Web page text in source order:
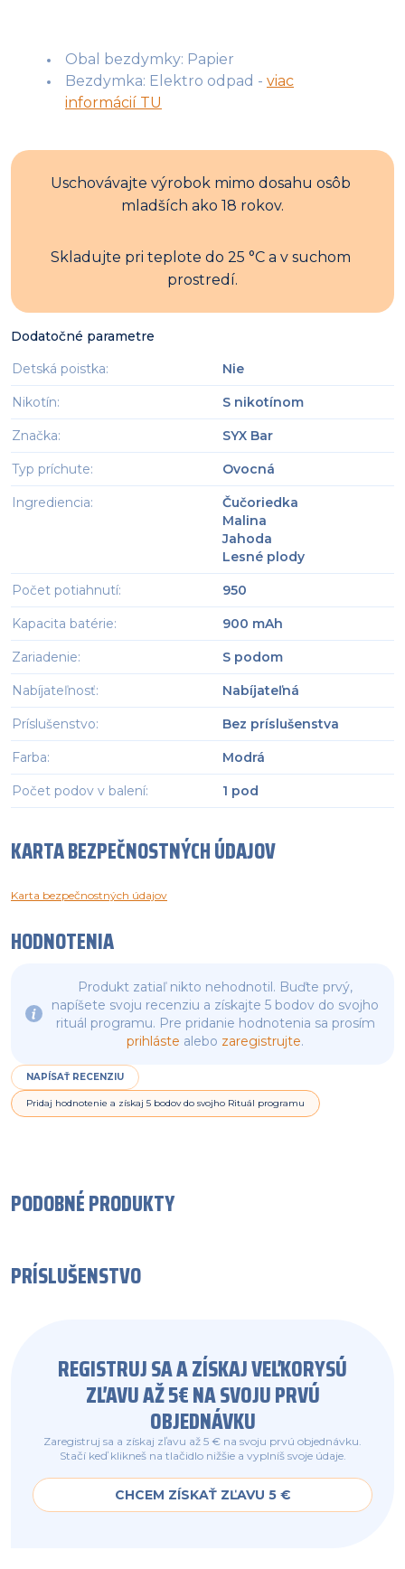
Obal bezdymky: Papier
Bezdymka: Elektro odpad - viac
informácií TU
Uschovávajte výrobok mimo dosahu osôb
mladších ako 18 rokov.
Skladujte pri teplote do 25 °C a v suchom
prostredí.
Dodatočné parametre
Detská poistka: Nie
Nikotín: S nikotínom
Značka: SYX Bar
Typ príchute: Ovocná
Ingrediencia:
Čučoriedka
Malina
Jahoda
Lesné plody
Počet potiahnutí: 950
Kapacita batérie: 900 mAh
Zariadenie: S podom
Nabíjateľnosť: Nabíjateľná
Príslušenstvo: Bez príslušenstva
Farba: Modrá
Počet podov v balení: 1 pod
KARTA BEZPEČNOSTNÝCH ÚDAJOV
Karta bezpečnostných údajov
HODNOTENIA
Produkt zatiaľ nikto nehodnotil. Buďte prvý,
napíšete svoju recenziu a získajte 5 bodov do svojho
rituál programu. Pre pridanie hodnotenia sa prosím
prihláste alebo zaregistrujte.
NAPÍSAŤ RECENZIU
Pridaj hodnotenie a získaj 5 bodov do svojho Rituál programu
PODOBNÉ PRODUKTY
PRÍSLUŠENSTVO
REGISTRUJ SA A ZÍSKAJ VEĽKORYSÚ
ZĽAVU AŽ 5€ NA SVOJU PRVÚ
OBJEDNÁVKU
Zaregistruj sa a získaj zľavu až 5 € na svoju prvú objednávku.
Stačí keď klikneš na tlačidlo nižšie a vyplníš svoje údaje.
CHCEM ZÍSKAŤ ZĽAVU 5 €